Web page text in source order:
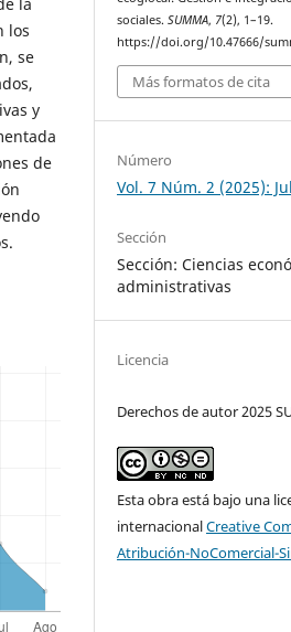
los
se
y
de
sociales.SUMMA, 7(2), 1–19.
https://doi.org/10.47666/
Más formatos de cita
Número
Vol. 7 Núm. 2 (2025):
Sección
Sección: Ciencias
administrativas
Licencia
Derechos de autor 2025
Esta obra está bajo una
internacionalCreative
Atribución-NoComercial-